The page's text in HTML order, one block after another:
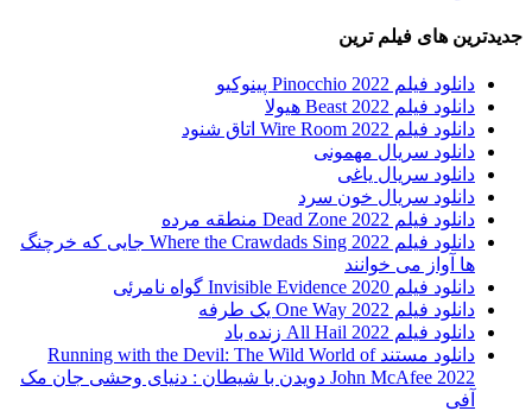
جدیدترین های فیلم ترین
دانلود فیلم Pinocchio 2022 پینوکیو
دانلود فیلم Beast 2022 هیولا
دانلود فیلم Wire Room 2022 اتاق شنود
دانلود سریال مهمونی
دانلود سریال یاغی
دانلود سریال خون سرد
دانلود فیلم 2022 Dead Zone منطقه مرده
دانلود فیلم Where the Crawdads Sing 2022 جایی که خرچنگ
ها آواز می خوانند
دانلود فیلم 2020 Invisible Evidence گواه نامرئی
دانلود فیلم One Way 2022 یک طرفه
دانلود فیلم All Hail 2022 زنده باد
دانلود مستند Running with the Devil: The Wild World of
John McAfee 2022 دویدن با شیطان : دنیای وحشی جان مک
آفی